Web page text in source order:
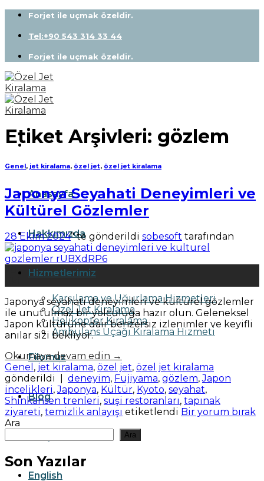
Skip
content
Forjet ile uçmak özeldir.
Tel:+90 543 314 33 44
Forjet ile uçmak özeldir.
Anasayfa
Hakkımızda
Hizmetlerimiz
Karşılama ve Uğurlama Hizmetleri
Özel Jet Kiralama
Helikopter Kiralama
Ambulans Uçağı Kiralama Hizmeti
Filomuz
Blog
English
Etiket Arşivleri: gözlem
Genel , jet kiralama, özel jet, özel jet kiralama
Japonya Seyahati Deneyimleri ve
Kültürel Gözlemler
28 Ekim 2024’' te gönderildi sobesoft tarafından
Japonya seyahati deneyimleri ve kültürel gözlemler
ile unutulmaz bir yolculuğa hazır olun. Geleneksel
Japon kültürüne dair benzersiz izlenimler ve keyifli
anılar sizi bekliyor.
Okumaya devam edin →
Genel , jet kiralama, özel jet, özel jet kiralama
gönderildi
deneyim, Fujiyama, gözlem,Japon
incelikleri,Japonya, Kültür, Kyoto, seyahat,
Shinkansen trenleri, suşi restoranları, tapınak
ziyareti, temizlik anlayışı etiketlendi Bir yorum bırak
Ara
Ara
Son Yazılar